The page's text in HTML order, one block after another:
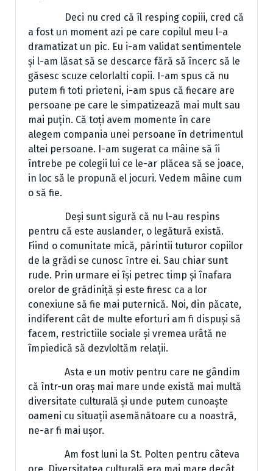
Deci nu cred că îl resping copiii, cred că
a fost un moment azi pe care copilul meu l-a
dramatizat un pic. Eu i-am validat sentimentele
și l-am lăsat să se descarce fără să încerc să le
găsesc scuze celorlalti copii. I-am spus că nu
putem fi toti prieteni, i-am spus că fiecare are
persoane pe care le simpatizează mai mult sau
mai puțin. Că toți avem momente în care
alegem compania unei persoane în detrimentul
altei persoane. I-am sugerat ca mâine să îi
întrebe pe colegii lui ce le-ar plăcea să se joace,
in loc să le propună el jocuri. Vedem mâine cum
o să fie.
Deși sunt sigură că nu l-au respins
pentru că este auslander, o legătură există.
Fiind o comunitate mică, părintii tuturor copiilor
de la grădi se cunosc între ei. Sau chiar sunt
rude. Prin urmare ei își petrec timp și înafara
orelor de grădiniță și este firesc ca a lor
conexiune să fie mai puternică. Noi, din păcate,
indiferent cât de multe eforturi am fi dispuși să
facem, restrictiile sociale și vremea urâtă ne
împiedică să dezvloltăm relații.
Asta e un motiv pentru care ne gândim
că într-un oraș mai mare unde există mai multă
diversitate culturală și unde putem cunoaște
oameni cu situații asemănătoare cu a noastră,
ne-ar fi mai ușor.
Am fost luni la St. Polten pentru câteva